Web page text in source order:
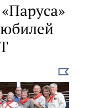
Выбрать
новость